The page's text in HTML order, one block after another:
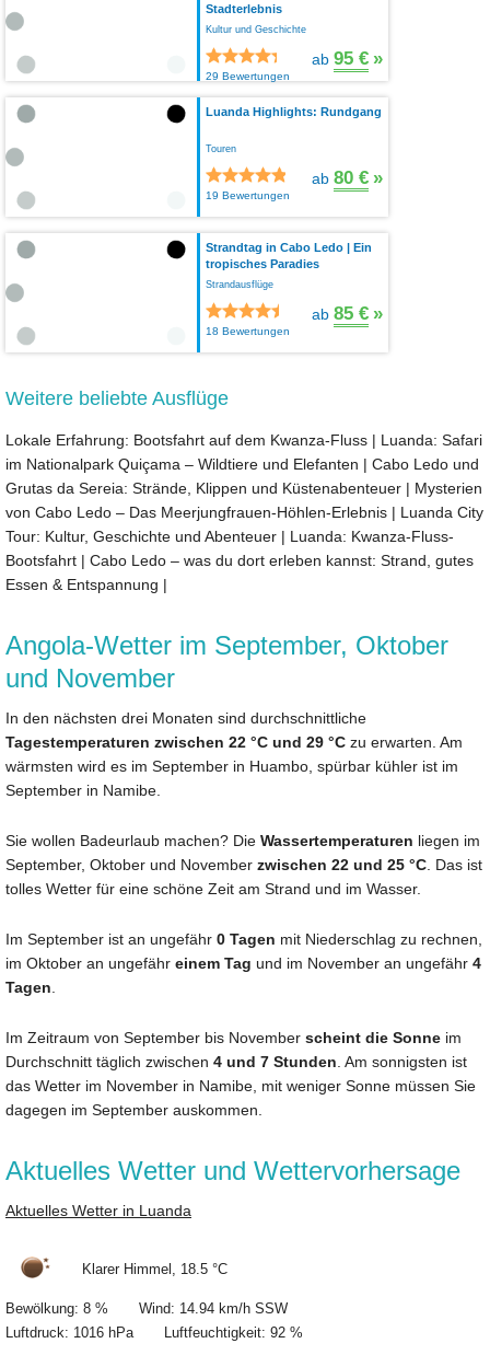
Stadterlebnis
Kultur und Geschichte
29 Bewertungen
ab 95 € »
Luanda Highlights: Rundgang
Touren
19 Bewertungen
ab 80 € »
Strandtag in Cabo Ledo | Ein
tropisches Paradies
Strandausflüge
18 Bewertungen
ab 85 € »
Weitere beliebte Ausflüge
Lokale Erfahrung: Bootsfahrt auf dem Kwanza-Fluss | Luanda: Safari
im Nationalpark Quiçama – Wildtiere und Elefanten | Cabo Ledo und
Grutas da Sereia: Strände, Klippen und Küstenabenteuer | Mysterien
von Cabo Ledo – Das Meerjungfrauen-Höhlen-Erlebnis | Luanda City
Tour: Kultur, Geschichte und Abenteuer | Luanda: Kwanza-Fluss-
Bootsfahrt | Cabo Ledo – was du dort erleben kannst: Strand, gutes
Essen & Entspannung |
Angola-Wetter im September, Oktober
und November
In den nächsten drei Monaten sind durchschnittliche
Tagestemperaturen zwischen 22 °C und 29 °C zu erwarten. Am
wärmsten wird es im September in Huambo, spürbar kühler ist im
September in Namibe.
Sie wollen Badeurlaub machen? Die Wassertemperaturen liegen im
September, Oktober und November zwischen 22 und 25 °C . Das ist
tolles Wetter für eine schöne Zeit am Strand und im Wasser.
Im September ist an ungefähr 0 Tagen mit Niederschlag zu rechnen,
im Oktober an ungefähr einem Tag und im November an ungefähr 4
Tagen
Im Zeitraum von September bis November scheint die Sonne im
Durchschnitt täglich zwischen 4 und 7 Stunden . Am sonnigsten ist
das Wetter im November in Namibe, mit weniger Sonne müssen Sie
dagegen im September auskommen.
Aktuelles Wetter und Wettervorhersage
Aktuelles Wetter in Luanda
Klarer Himmel, 18.5 °C
Bewölkung: 8 % Wind: 14.94 km/h SSW
Luftdruck: 1016 hPa Luftfeuchtigkeit: 92 %